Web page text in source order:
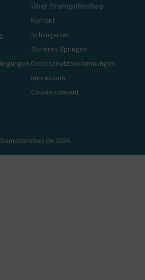
Über Trampolinshop
Kontakt
Schaugarten
Sicheres Springen
Datenschutzbestimmungen
Impressum
Cookie consent
2026